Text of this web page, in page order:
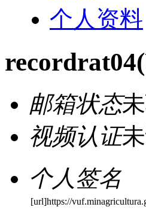
个人资料
recordrat04
邮箱状态
视频认证
个人签名
[url]https://